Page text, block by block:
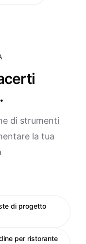
di strumenti
la tua
di progetto
per ristorante